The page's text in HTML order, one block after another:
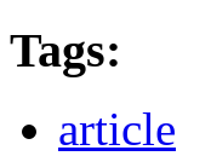
Tags:
article